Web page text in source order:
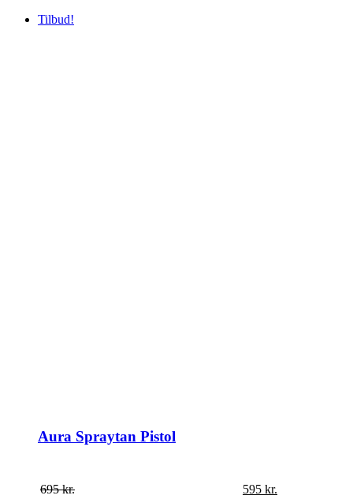
Tilbud!
Aura Spraytan Pistol
695kr.
595 kr.